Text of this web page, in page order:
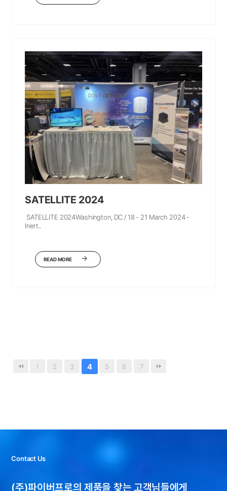
SATELLITE 2024
SATELLITE 2024Washington, DC / 18 - 21 March 2024 -
Inert..
READ MORE
1 2 3 4 5 6 7
Contact Us
(주)파이버프로의 제품을 찾는 고객님들에게